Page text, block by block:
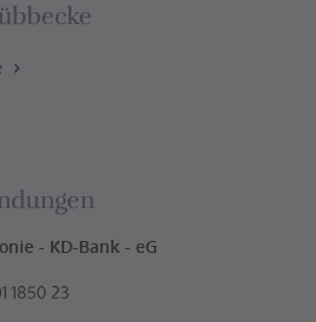
- KD-Bank - eG